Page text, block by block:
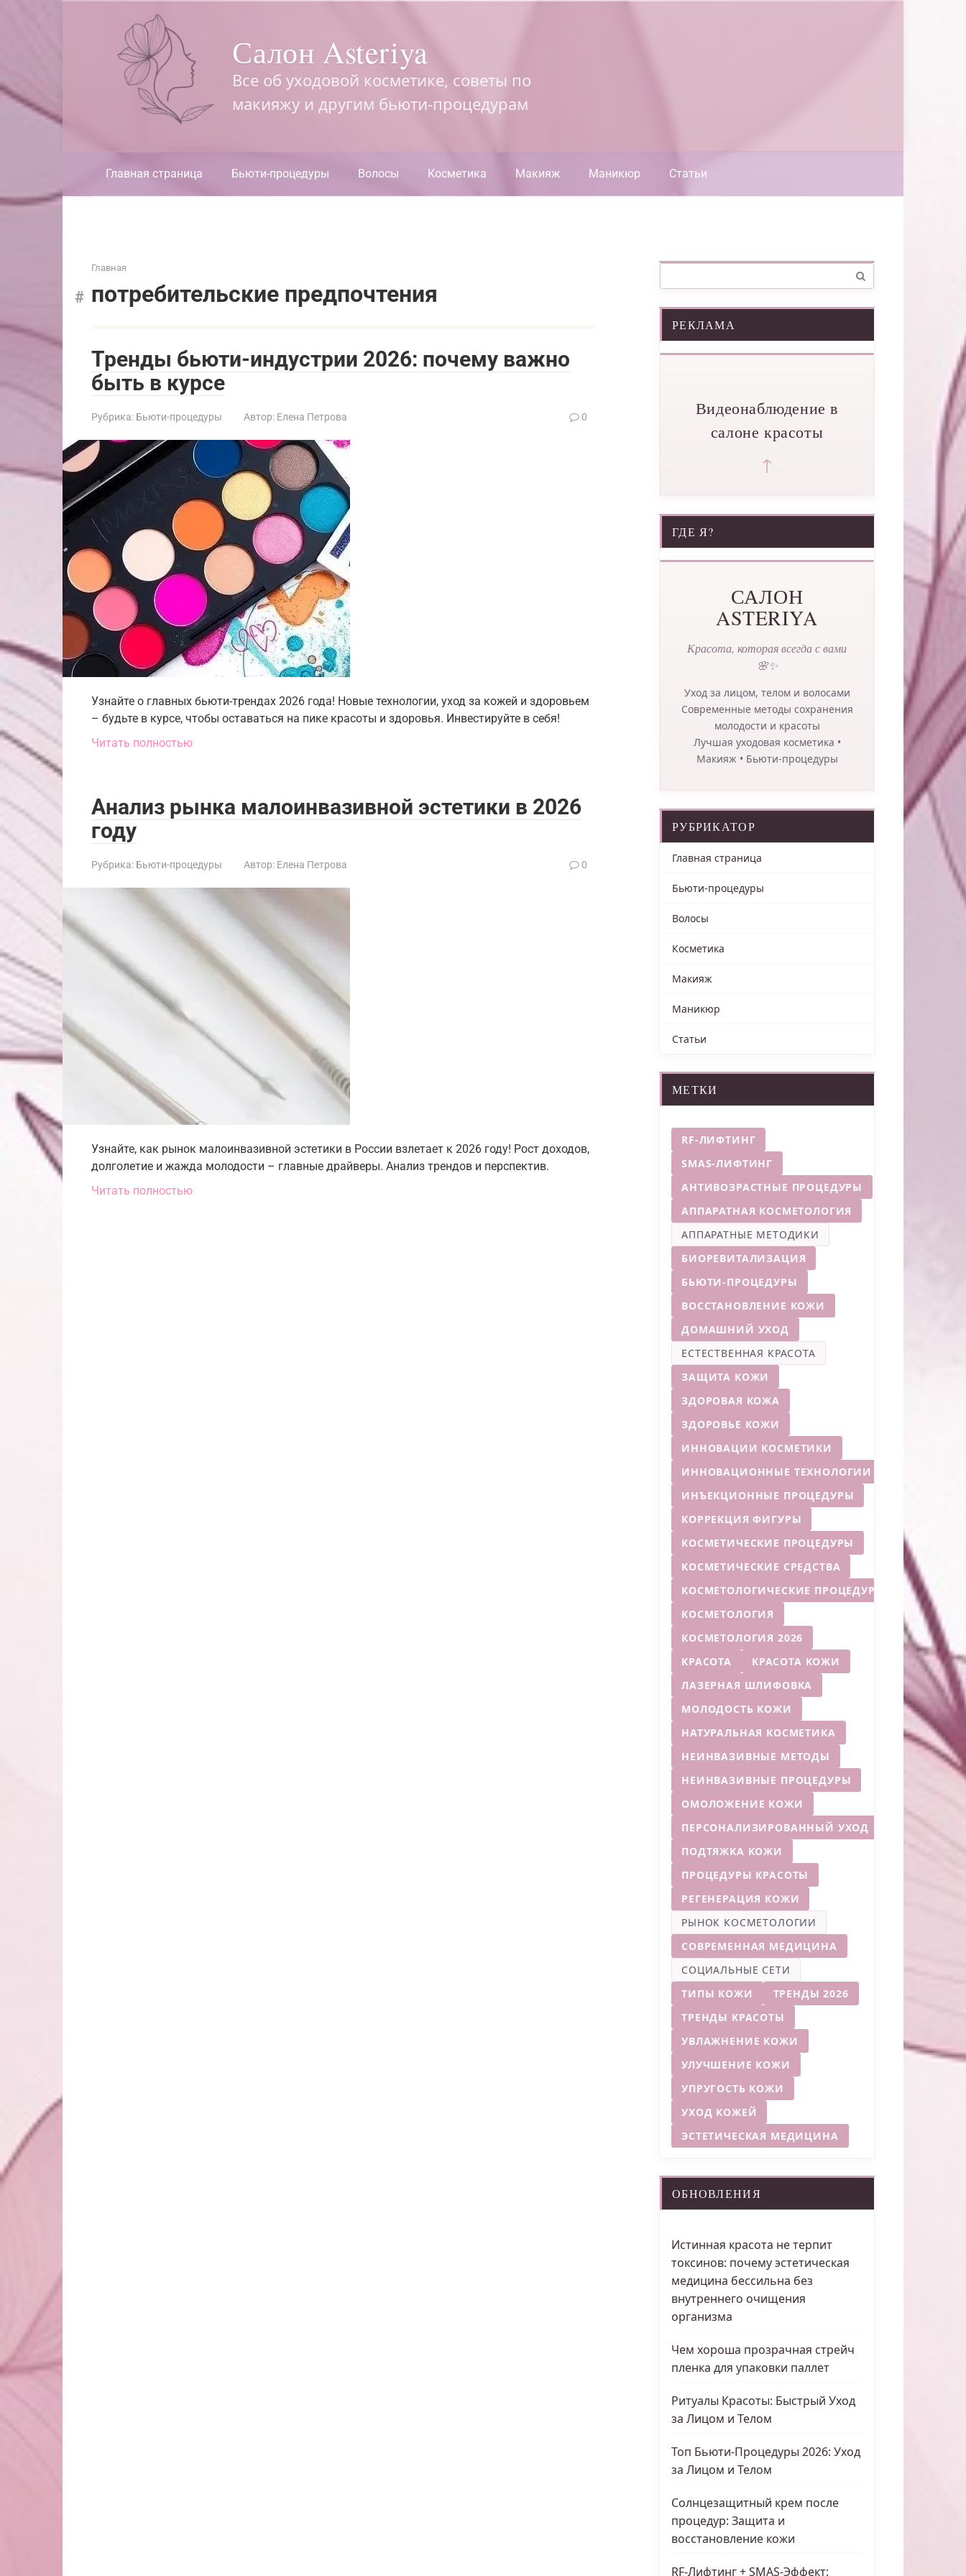
Салон Asteriya
Все об уходовой косметике, советы по
макияжу и другим бьюти-процедурам
Главная страница Бьюти-процедуры Волосы Косметика Макияж Маникюр Статьи
Главная
потребительские предпочтения
Тренды бьюти-индустрии 2026: почему важно
быть в курсе
Рубрика: Бьюти-процедуры Автор: Елена Петрова 0
Узнайте о главных бьюти-трендах 2026 года! Новые технологии, уход за кожей и здоровьем
– будьте в курсе, чтобы оставаться на пике красоты и здоровья. Инвестируйте в себя!
Читать полностью
Анализ рынка малоинвазивной эстетики в 2026
году
Рубрика: Бьюти-процедуры Автор: Елена Петрова 0
Узнайте, как рынок малоинвазивной эстетики в России взлетает к 2026 году! Рост доходов,
долголетие и жажда молодости – главные драйверы. Анализ трендов и перспектив.
Читать полностью
РЕКЛАМА
Видеонаблюдение в
салоне красоты
↑
ГДЕ Я?
САЛОН
ASTERIYA
Красота, которая всегда с вами
🌸✨
Уход за лицом, телом и волосами
Современные методы сохранения
молодости и красоты
Лучшая уходовая косметика •
Макияж • Бьюти-процедуры
РУБРИКАТОР
Главная страница
Бьюти-процедуры
Волосы
Косметика
Макияж
Маникюр
Статьи
МЕТКИ
RF-ЛИФТИНГ
SMAS-ЛИФТИНГ
АНТИВОЗРАСТНЫЕ ПРОЦЕДУРЫ
АППАРАТНАЯ КОСМЕТОЛОГИЯ
АППАРАТНЫЕ МЕТОДИКИ
БИОРЕВИТАЛИЗАЦИЯ
БЬЮТИ-ПРОЦЕДУРЫ
ВОССТАНОВЛЕНИЕ КОЖИ
ДОМАШНИЙ УХОД
ЕСТЕСТВЕННАЯ КРАСОТА
ЗАЩИТА КОЖИ
ЗДОРОВАЯ КОЖА
ЗДОРОВЬЕ КОЖИ
ИННОВАЦИИ КОСМЕТИКИ
ИННОВАЦИОННЫЕ ТЕХНОЛОГИИ
ИНЪЕКЦИОННЫЕ ПРОЦЕДУРЫ
КОРРЕКЦИЯ ФИГУРЫ
КОСМЕТИЧЕСКИЕ ПРОЦЕДУРЫ
КОСМЕТИЧЕСКИЕ СРЕДСТВА
КОСМЕТОЛОГИЧЕСКИЕ ПРОЦЕДУРЫ
КОСМЕТОЛОГИЯ
КОСМЕТОЛОГИЯ 2026
КРАСОТА
КРАСОТА КОЖИ
ЛАЗЕРНАЯ ШЛИФОВКА
МОЛОДОСТЬ КОЖИ
НАТУРАЛЬНАЯ КОСМЕТИКА
НЕИНВАЗИВНЫЕ МЕТОДЫ
НЕИНВАЗИВНЫЕ ПРОЦЕДУРЫ
ОМОЛОЖЕНИЕ КОЖИ
ПЕРСОНАЛИЗИРОВАННЫЙ УХОД
ПОДТЯЖКА КОЖИ
ПРОЦЕДУРЫ КРАСОТЫ
РЕГЕНЕРАЦИЯ КОЖИ
РЫНОК КОСМЕТОЛОГИИ
СОВРЕМЕННАЯ МЕДИЦИНА
СОЦИАЛЬНЫЕ СЕТИ
ТИПЫ КОЖИ
ТРЕНДЫ 2026
ТРЕНДЫ КРАСОТЫ
УВЛАЖНЕНИЕ КОЖИ
УЛУЧШЕНИЕ КОЖИ
УПРУГОСТЬ КОЖИ
УХОД КОЖЕЙ
ЭСТЕТИЧЕСКАЯ МЕДИЦИНА
ОБНОВЛЕНИЯ
Истинная красота не терпит
токсинов: почему эстетическая
медицина бессильна без
внутреннего очищения
организма
Чем хороша прозрачная стрейч
пленка для упаковки паллет
Ритуалы Красоты: Быстрый Уход
за Лицом и Телом
Топ Бьюти-Процедуры 2026: Уход
за Лицом и Телом
Солнцезащитный крем после
процедур: Защита и
восстановление кожи
RF-Лифтинг + SMAS-Эффект: